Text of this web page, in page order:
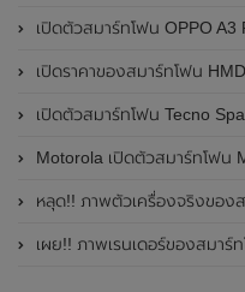
เปิดตัวสมาร์ทโฟน OPPO A3 Pro (5G) และ OPPO
เปิดราคาของสมาร์ทโฟน HMD Skyline ใ
เปิดตัวสมาร์ทโฟน Tecno Spark Go 1 อย่างเป็นทางการแล้ว ม
Motorola เปิดตัวสมาร์ทโฟน
หลุด!! ภาพตัวเครื่องจริงของสมาร์ทโฟน Google
เผย!! ภาพเรนเดอร์ของสมาร์ทโฟน Realme GT7